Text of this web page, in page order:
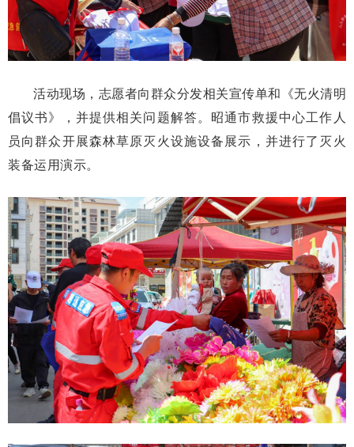
活动现场，志愿者向群众分发相关宣传单和《无火清明
倡议书》，并提供相关问题解答。昭通市救援中心工作人
员向群众开展森林草原灭火设施设备展示，并进行了灭火
装备运用演示。